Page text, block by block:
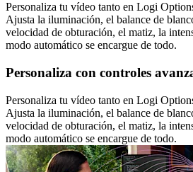
Personaliza tu vídeo tanto en Logi
Ajusta la iluminación, el balance de
velocidad de obturación, el matiz, la
modo automático se encargue de todo.
Personaliza con controles
Personaliza tu vídeo tanto en Logi
Ajusta la iluminación, el balance de
velocidad de obturación, el matiz, la
modo automático se encargue de todo.